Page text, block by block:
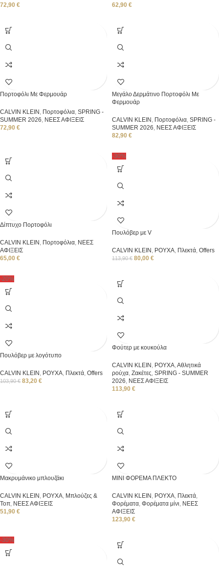
72,90 €
62,90 €
Πορτοφόλι Με Φερμουάρ
CALVIN KLEIN , Πορτοφόλια, SPRING -
SUMMER 2026, ΝΕΕΣ ΑΦΙΞΕΙΣ
72,90 €
Μεγάλο Δερμάτινο Πορτοφόλι Με
Φερμουάρ
CALVIN KLEIN , Πορτοφόλια, SPRING -
SUMMER 2026, ΝΕΕΣ ΑΦΙΞΕΙΣ
82,90 €
Δίπτυχο Πορτοφόλι
CALVIN KLEIN , Πορτοφόλια, ΝΕΕΣ
ΑΦΙΞΕΙΣ
65,00 €
-30%
Πουλόβερ με V
CALVIN KLEIN , ΡΟΥΧΑ, Πλεκτά, Offers
113,90€ 80,00 €
-20%
Πουλόβερ με λογότυπο
CALVIN KLEIN , ΡΟΥΧΑ, Πλεκτά, Offers
103,90€ 83,20 €
Φούτερ με κουκούλα
CALVIN KLEIN , ΡΟΥΧΑ,Αθλητικά
ρούχα, Ζακέτες, SPRING - SUMMER
2026, ΝΕΕΣ ΑΦΙΞΕΙΣ
113,90 €
Μακρυμάνικο μπλουζάκι
CALVIN KLEIN , ΡΟΥΧΑ, Μπλούζες &
Τοπ, ΝΕΕΣ ΑΦΙΞΕΙΣ
51,90 €
ΜΙΝΙ ΦΟΡΕΜΑ ΠΛΕΚΤΟ
CALVIN KLEIN , ΡΟΥΧΑ, Πλεκτά,
Φορέματα, Φορέματα μίνι, ΝΕΕΣ
ΑΦΙΞΕΙΣ
123,90 €
-30%